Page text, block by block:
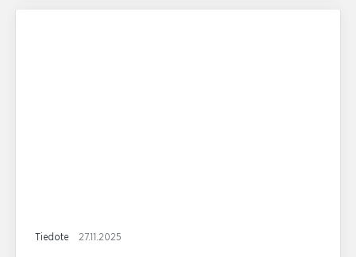
Tiedote 27.11.2025